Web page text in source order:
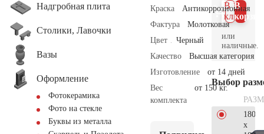
Надгробная плита
Столики, Лавочки
Вазы
Оформление
Фотокерамика
Фото на стекле
Буквы из металла
Краска
Антикоррозионная
Фактура
Молотковая
Цвет
Черный
Качество
Высшая категория
Изготовление
от 14 дней
Вес
комплекта
от 150 кг.
В
В 1
клик
или
наличные.
Выбор
180
x